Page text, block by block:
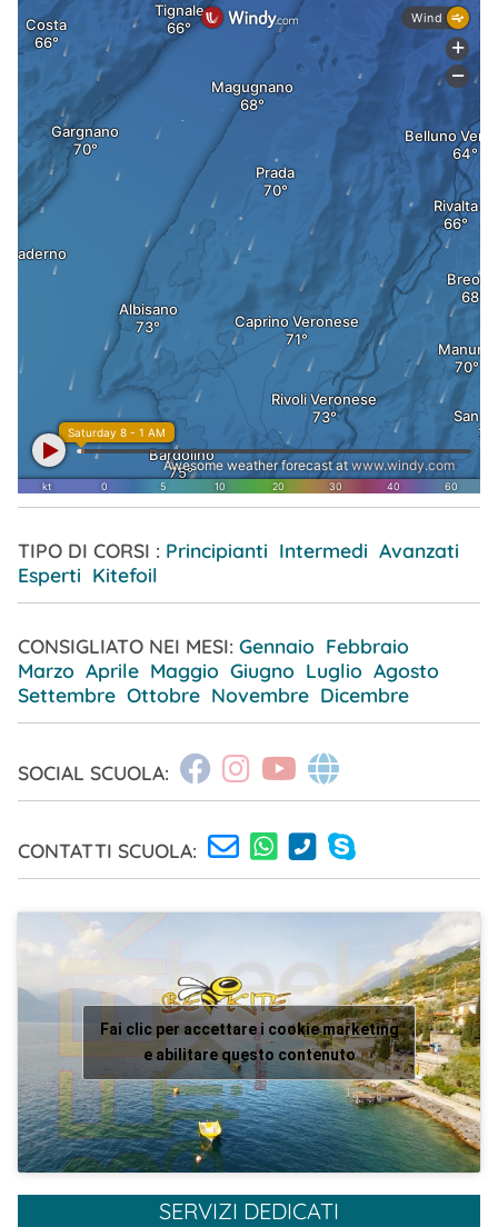
TIPO DI CORSI : Principianti Intermedi Avanzati
Esperti Kitefoil
CONSIGLIATO NEI MESI: Gennaio Febbraio
Marzo Aprile Maggio Giugno Luglio Agosto
Settembre Ottobre Novembre Dicembre
SOCIAL SCUOLA:
CONTATTI SCUOLA:
Fai clic per accettare i cookie marketing
e abilitare questo contenuto
SERVIZI DEDICATI